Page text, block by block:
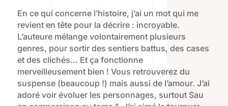
En ce qui concerne l’histoire, j’ai un mot qui me
revient en tête pour la décrire : incroyable.
L’auteure mélange volontairement plusieurs
genres, pour sortir des sentiers battus, des cases
et des clichés… Et ça fonctionne
merveilleusement bien ! Vous retrouverez du
suspense (beaucoup !) mais aussi de l’amour. J’ai
adoré voir évoluer les personnages, surtout Sau